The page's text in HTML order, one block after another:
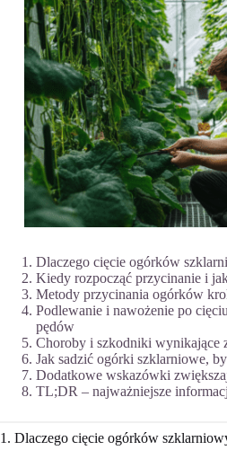
Dlaczego cięcie ogórków
Kiedy rozpocząć przycinanie i
Metody przycinania ogórków
Podlewanie i nawożenie po
pędów
Choroby i szkodniki wynikające
Jak sadzić ogórki szklarniowe,
Dodatkowe wskazówki
TL;DR – najważniejsze
1. Dlaczego cięcie ogórków